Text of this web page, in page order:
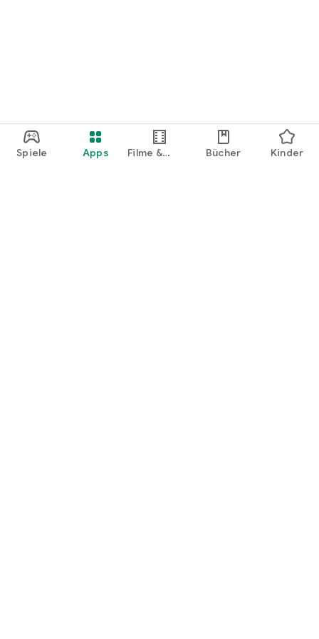
Spiele Apps
Filme &
Bücher Kinder